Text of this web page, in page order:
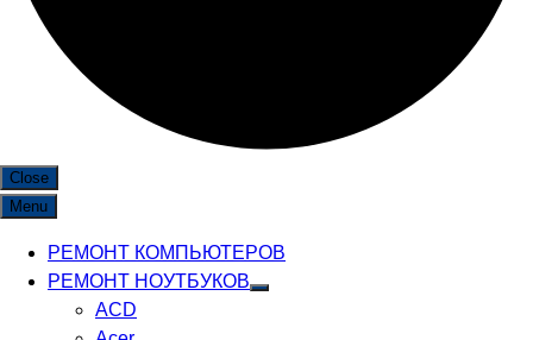
Close
Menu
РЕМОНТ КОМПЬЮТЕРОВ
РЕМОНТ НОУТБУКОВ
ACD